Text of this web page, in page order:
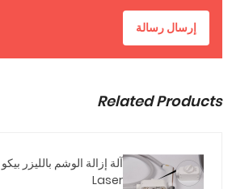
إرسال رسالة
Related Products
Laser